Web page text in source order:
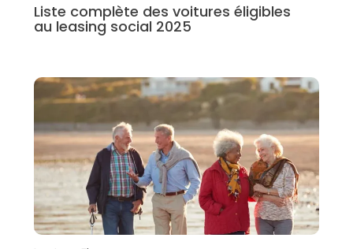
Liste complète des voitures éligibles
au leasing social 2025